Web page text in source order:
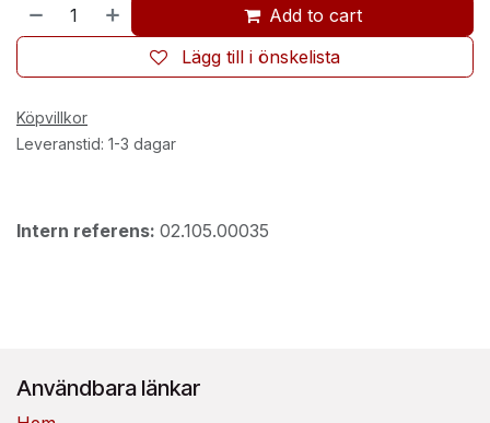
Add to cart
Lägg till i önskelista
Köpvillkor
Leveranstid: 1-3 dagar
Intern referens: 02.105.00035
Användbara länkar